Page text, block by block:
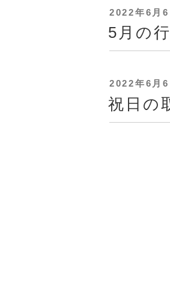
投
稿
日:
2022年6月6
5月の
投
稿
日:
2022年6月6
祝日の